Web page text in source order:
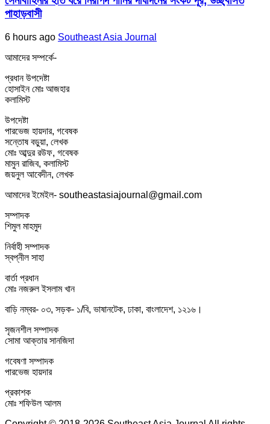
পাহাড়বাসী
6 hours ago Southeast Asia Journal
আমাদের সম্পর্কে-
প্রধান উপদেষ্টা
হোসাইন মোঃ আজহার
কলামিস্ট
উপদেষ্টা
পারভেজ হায়দার, গবেষক
সন্তোষ বড়ুয়া, লেখক
মোঃ আব্দুর রউফ, গবেষক
মামুন রাজিব, কলামিস্ট
জয়নুল আবেদীন, লেখক
আমাদের ইমেইল- southeastasiajournal@gmail.com
সম্পাদক
শিমুল মাহমুদ
নির্বাহী সম্পাদক
স্বপ্নীল সাহা
বার্তা প্রধান
মোঃ নজরুল ইসলাম খান
বাড়ি নম্বর- ০৩, সড়ক- ১/বি, ভাষানটেক, ঢাকা, বাংলাদেশ, ১২১৬।
সৃজনশীল সম্পাদক
সোমা আক্তার সানজিদা
গবেষণা সম্পাদক
পারভেজ হায়দার
প্রকাশক
মোঃ শফিউল আলম